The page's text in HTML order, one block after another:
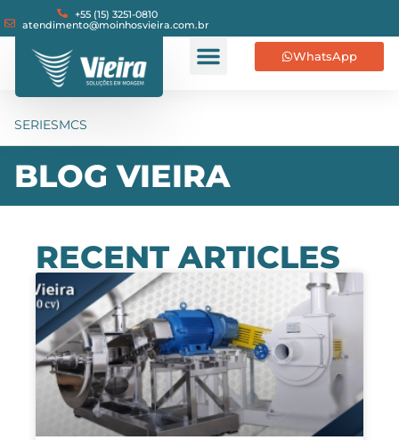
+55 (15) 3251-0810
atendimento@moinhosvieira.com.br
WhatsApp
SERIESMCS
BLOG VIEIRA
RECENT ARTICLES